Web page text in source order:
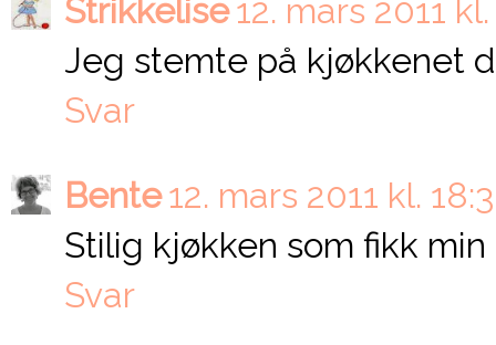
Strikkelise12. mars 2011
Jeg stemte på kjøkkenet
Svar
Bente12. mars 2011 kl.
Stilig kjøkken som fikk min
Svar